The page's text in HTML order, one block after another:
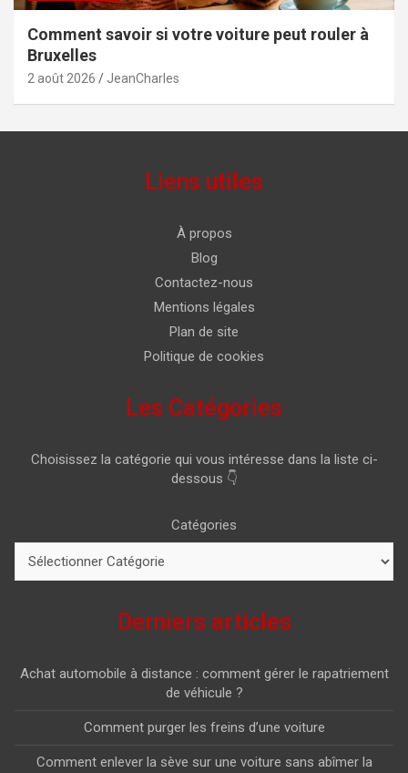
Comment savoir si votre voiture peut rouler à
Bruxelles
2 août 2026 JeanCharles
Liens utiles
À propos
Blog
Contactez-nous
Mentions légales
Plan de site
Politique de cookies
Les Catégories
Choisissez la catégorie qui vous intéresse dans la liste ci-
dessous 👇
Catégories
Derniers articles
Achat automobile à distance : comment gérer le rapatriement
de véhicule ?
Comment purger les freins d’une voiture
Comment enlever la sève sur une voiture sans abîmer la